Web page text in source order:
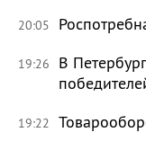
20:05
19:26
В
19:22